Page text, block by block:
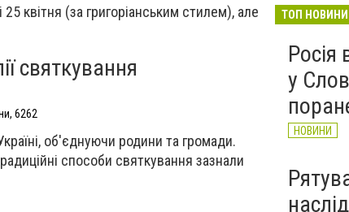
квітня (за григоріанським стилем), але
святкування
6262
об'єднуючи родини та громади.
способи святкування зазнали
Вчора
ТОП НОВИНИ
у
НОВИНИ